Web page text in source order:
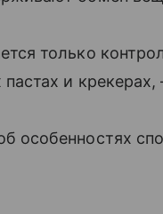
только
пастах и
особенностях